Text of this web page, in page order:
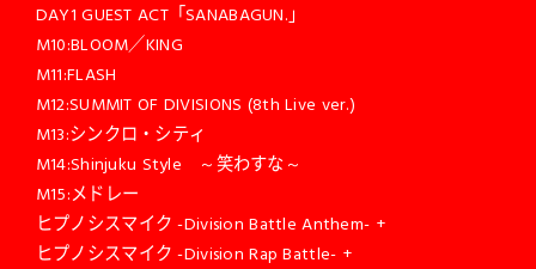
DAY1 GUEST ACT「SANABAGUN.」
M10:BLOOM／KING
M11:FLASH
M12:SUMMIT OF DIVISIONS (8th Live ver.)
M13:シンクロ・シティ
M14:Shinjuku Style ～笑わすな～
M15:メドレー
ヒプノシスマイク -Division Battle Anthem- +
ヒプノシスマイク -Division Rap Battle- +